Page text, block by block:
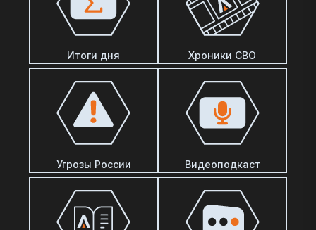
Итоги дня Хроники СВО
Угрозы России Видеоподкаст